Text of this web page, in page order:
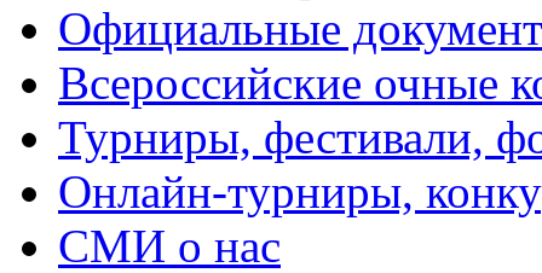
Официальные
Всероссийские очные
Турниры, фестивали,
Онлайн-турниры,
СМИ о нас